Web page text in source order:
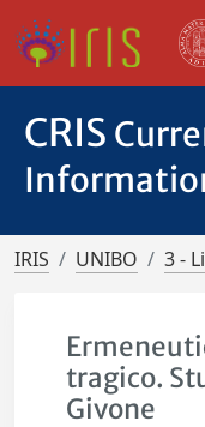
CRIS
IRIS UNIBO 3 -
tragico.
Givone